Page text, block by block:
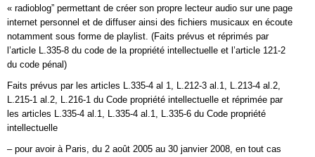
« radioblog” permettant de créer son propre lecteur audio sur une page
internet personnel et de diffuser ainsi des fichiers musicaux en écoute
notamment sous forme de playlist. (Faits prévus et réprimés par
l’article L.335-8 du code de la propriété intellectuelle et l’article 121-2
du code pénal)
Faits prévus par les articles L.335-4 al 1, L.212-3 al.1, L.213-4 al.2,
L.215-1 al.2, L.216-1 du Code propriété intellectuelle et réprimée par
les articles L.335-4 al.1, L.335-4 al.1, L.335-6 du Code propriété
intellectuelle
– pour avoir à Paris, du 2 août 2005 au 30 janvier 2008, en tout cas